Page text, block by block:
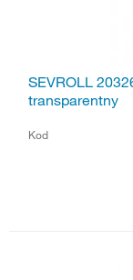
SEVROLL
transparentny
Kod